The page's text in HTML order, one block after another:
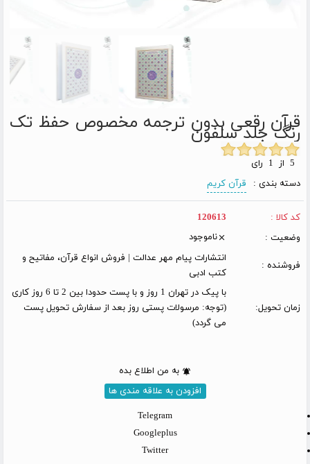
قرآن رقعی بدون ترجمه مخصوص حفظ تک
رنگ جلد سلفون
دسته بندی :
قرآن کریم
کد کالا :
120613
وضعیت :
ناموجود
فروشنده :
انتشارات پیام مهر عدالت | فروش انواع قرآن، مفاتیح و
کتب ادبی
زمان تحویل:
با پیک در تهران 1 روز و با پست حدودا بین 2 تا 6 روز کاری
(توجه: مرسولات پستی روز بعد از سفارش تحویل پست
می گردد)
به من اطلاع بده
افزودن به علاقه مندی ها
Telegram
Googleplus
Twitter